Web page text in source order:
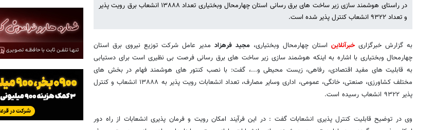
در راستای هوشمند سازی زیر ساخت های برق رسانی استان چهارمحال وبختیاری تعداد ۱۳۸۸۸ انشعاب برق رویت پذیر
و تعداد ۹۳۲۲ انشعاب کنترل پذیر شده است.
به گزارش خبرگزاریخبرآنلاین استان چهارمحال وبختیاری، مجید فرهزاد مدیر عامل شرکت توزیع نیروی برق استان
چهارمحال وبختیاری با اشاره به اینکه هوشمند سازی زیر ساخت های برق رسانی فرصت بی نظیری است برای دستیابی
به قابلیت های مفید اقتصادی، رفاهی، زیست محیطی و...، گفت: با نصب کنتور های هوشمند فهام در بخش های
مختلف کشاورزی، صنعتی، خانگی، عمومی، اداری وسایر مصارف، تعداد انشعابات رویت پذیر به ۱۳۸۸۸ انشعاب و کنترل
پذیر ۹۳۲۲ انشعاب رسیده است.
وی در توضیح قابلیت کنترل پذیری انشعابات گفت : در این فرآیند امکان رویت و فرمان پذیری انشعابات از راه دور